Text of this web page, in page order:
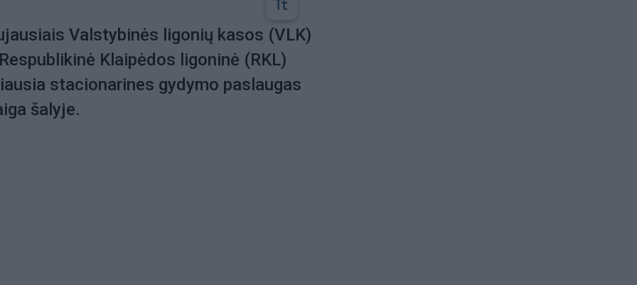
Valstybinės ligonių kasos (VLK)
Klaipėdos ligoninė (RKL)
stacionarines gydymo paslaugas
šalyje.